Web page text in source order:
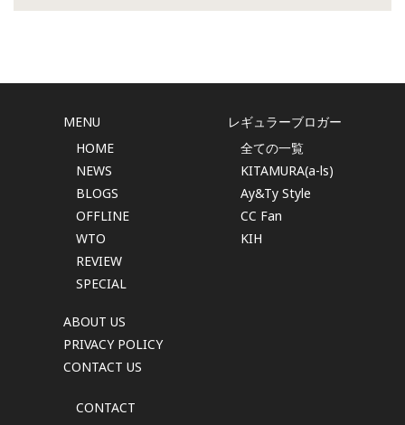
MENU
HOME
NEWS
BLOGS
OFFLINE
WTO
REVIEW
SPECIAL
ABOUT US
PRIVACY POLICY
CONTACT US
レギュラーブロガー
全ての一覧
KITAMURA(a-ls)
Ay&Ty Style
CC Fan
KIH
CONTACT